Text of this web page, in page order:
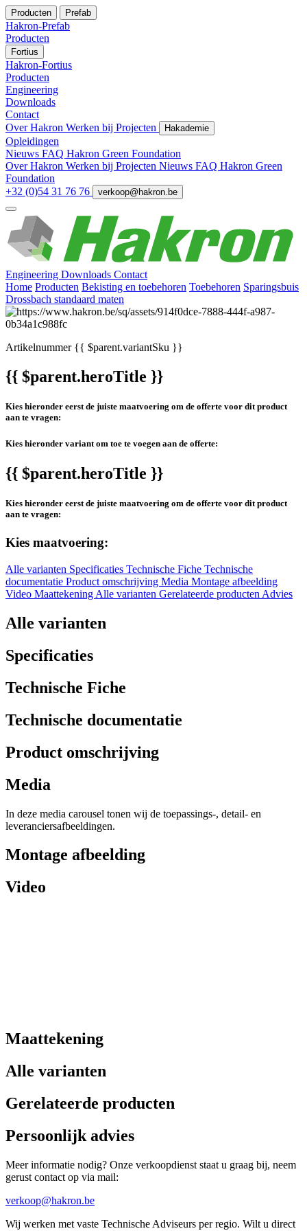
Producten Prefab
Hakron-Prefab
Producten
Fortius
Hakron-Fortius
Producten
Engineering
Downloads
Contact
Over Hakron Werken bij Projecten Hakademie
Opleidingen
Nieuws FAQ Hakron Green Foundation
Over Hakron Werken bij Projecten Nieuws FAQ Hakron Green
Foundation
+32 (0)54 31 76 76
verkoop@hakron.be
Engineering Downloads Contact
Home Producten Bekisting en toebehoren Toebehoren Sparingsbuis
Drossbach standaard maten
Artikelnummer{{ $parent.variantSku }}
{{ $parent.heroTitle }}
Kies hieronder eerst de juiste maatvoering om de offerte voor dit product
aan te vragen:
Kies hieronder variant om toe te voegen aan de offerte:
{{ $parent.heroTitle }}
Kies hieronder eerst de juiste maatvoering om de offerte voor dit product
aan te vragen:
Kies maatvoering:
Alle varianten Specificaties Technische Fiche Technische
documentatie Product omschrijving Media Montage afbeelding
Video Maattekening Alle varianten Gerelateerde producten Advies
Alle varianten
Specificaties
Technische Fiche
Technische documentatie
Product omschrijving
Media
In deze media carousel tonen wij de toepassings-, detail- en
leveranciersafbeeldingen.
Montage afbeelding
Video
Maattekening
Alle varianten
Gerelateerde producten
Persoonlijk advies
Meer informatie nodig? Onze verkoopdienst staat u graag bij, neem
gerust contact op via mail:
verkoop@hakron.be
Wij werken met vaste Technische Adviseurs per regio. Wilt u direct